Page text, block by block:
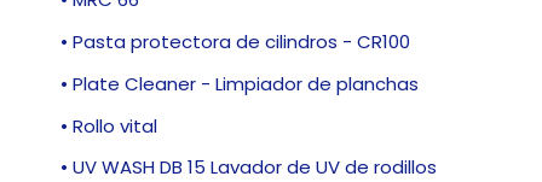
• Pasta protectora de cilindros - CR100
• Plate Cleaner - Limpiador de planchas
• Rollo vital
• UV WASH DB 15 Lavador de UV de rodillos